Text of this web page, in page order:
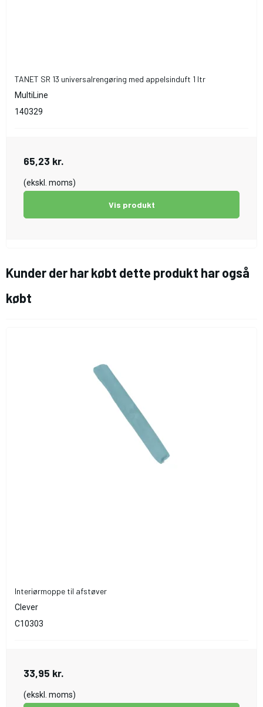
TANET SR 13 universalrengøring med appelsinduft 1 ltr
MultiLine
140329
65,23 kr.
(ekskl. moms)
Vis produkt
Kunder der har købt dette produkt har også
købt
Interiørmoppe til afstøver
Clever
C10303
33,95 kr.
(ekskl. moms)